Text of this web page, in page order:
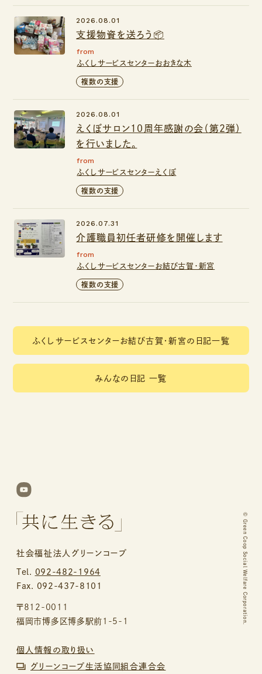
支援物資を送ろう📦
2026.08.01
from
ふくしサービスセンターおおきな木
複数の支援
えくぼサロン１０周年感謝の会（第２弾）
を行いました。
2026.08.01
from
ふくしサービスセンターえくぼ
複数の支援
介護職員初任者研修を開催します
2026.07.31
from
ふくしサービスセンターお結び古賀・新宮
複数の支援
ふくしサービスセンターお結び古賀・新宮の日記一覧
みんなの日記 一覧
社会福祉法人グリーンコープ
Tel.
092-482-1964
Fax. 092-437-8101
〒812-0011
福岡市博多区博多駅前1-5-1
©
Green Coop Social Welfare Corporation.
個人情報の取り扱い
グリーンコープ生活協同組合連合会